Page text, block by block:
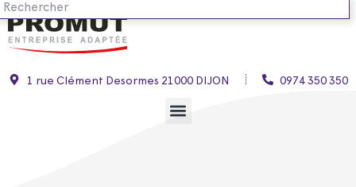
1 rue Clément Desormes 21000 DIJON 0974 350 350